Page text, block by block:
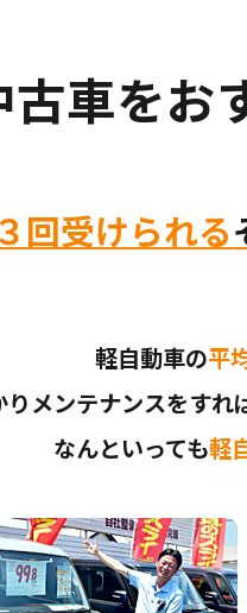
古車をお
３回受けられる
軽自動車の平
りメンテナンスをすれ
なんといっても軽